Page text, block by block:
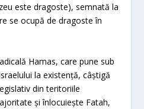
este dragoste), semnată la
se ocupă de dragoste în
Hamas, care pune sub
la existență, câștigă
din teritoriile
și înlocuiește Fatah,